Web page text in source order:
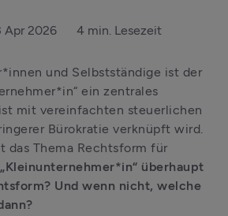
Apr 2026 4 min. Lesezeit
und Selbstständige ist der
ein zentrales
mit vereinfachten steuerlichen
Bürokratie verknüpft wird.
das Thema Rechtsform für
„Kleinunternehmer*in“ überhaupt
Und wenn nicht, welche